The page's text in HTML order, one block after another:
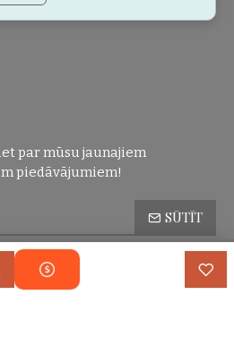
par mūsu jaunajiem
piedāvājumiem!
SŪTĪT
Konfidencialitātes politika